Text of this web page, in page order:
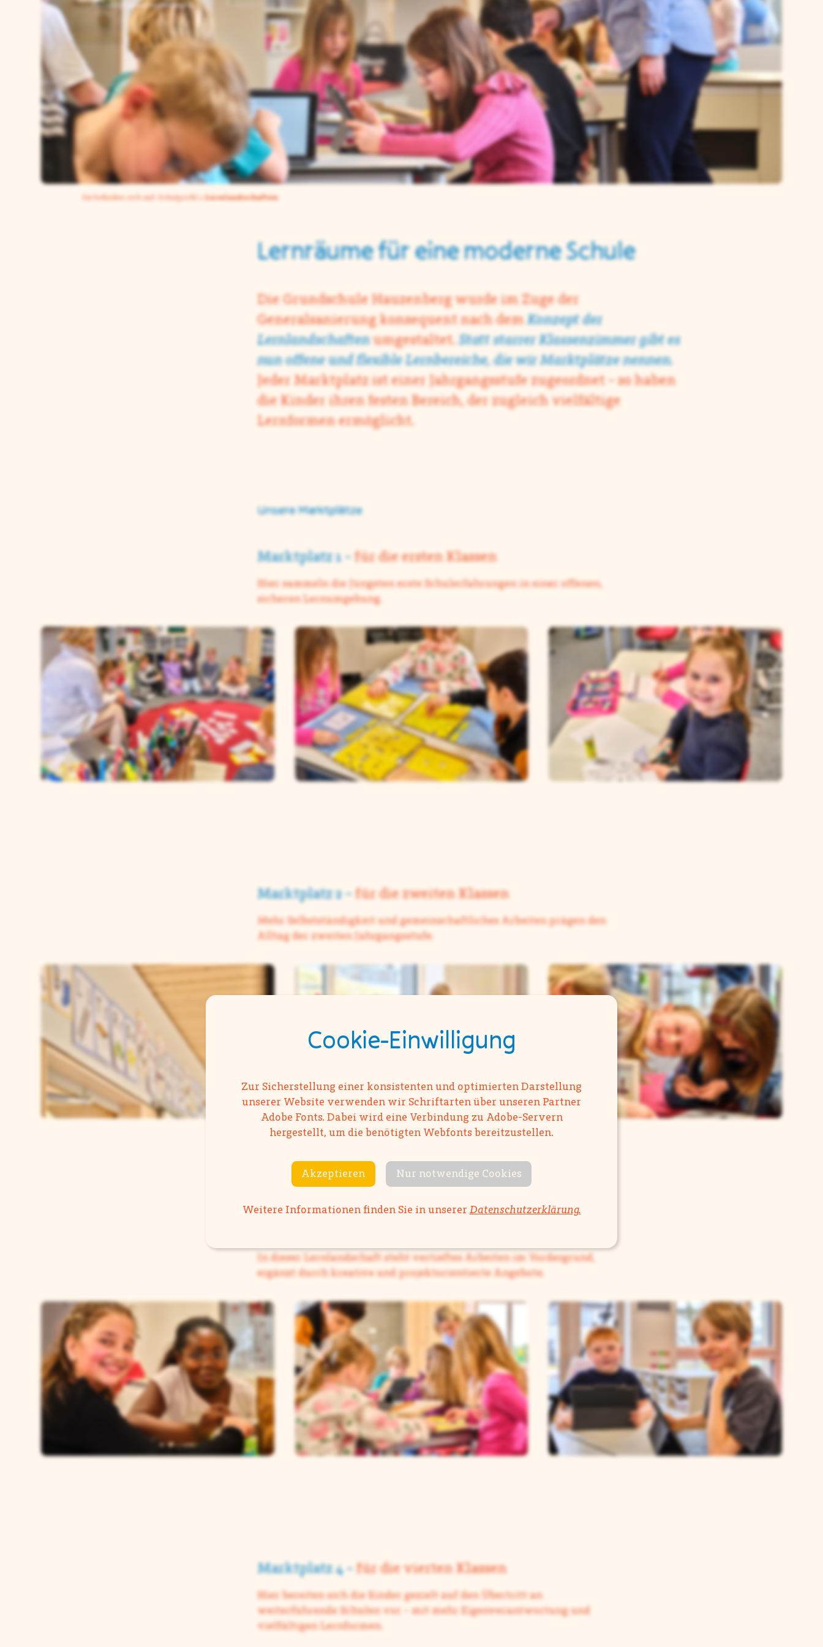
Cookie-Einwilligung
Zur Sicherstellung einer konsistenten und optimierten Darstellung
unserer Website verwenden wir Schriftarten über unseren Partner
Adobe Fonts. Dabei wird eine Verbindung zu Adobe-Servern
hergestellt, um die benötigten Webfonts bereitzustellen.
Akzeptieren Nur notwendige Cookies
Weitere Informationen finden Sie in unserer Datenschutzerklärung.
Sie befinden sich auf: Schulprofil »Lernlandschaften
Lernräume für eine moderne Schule
Die Grundschule Hauzenberg wurde im Zuge der
Generalsanierung konsequent nach demKonzept der
Lernlandschaftenumgestaltet.Statt starrer Klassenzimmer gibt es
nun offene und flexible Lernbereiche, die wir Marktplätze nennen.
Jeder Marktplatz ist einer Jahrgangsstufe zugeordnet – so haben
die Kinder ihren festen Bereich, der zugleich vielfältige
Lernformen ermöglicht.
Unsere Marktplätze
Marktplatz 1 –für die ersten Klassen
Hier sammeln die Jüngsten erste Schulerfahrungen in einer offenen,
sicheren Lernumgebung.
Marktplatz 2 – für die zweiten Klassen
Mehr Selbstständigkeit und gemeinschaftliches Arbeiten prägen den
Alltag der zweiten Jahrgangsstufe.
In dieser Lernlandschaft steht vertieftes Arbeiten im Vordergrund,
ergänzt durch kreative und projektorientierte Angebote.
Marktplatz 4 – für die vierten Klassen
Hier bereiten sich die Kinder gezielt auf den Übertritt an
weiterführende Schulen vor – mit mehr Eigenverantwortung und
vielfältigen Lernformen.